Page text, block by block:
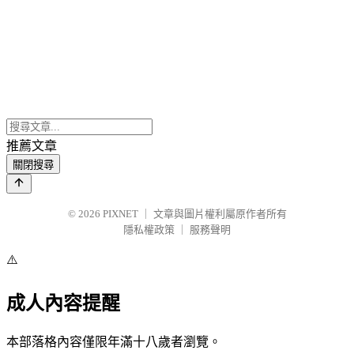
推薦文章
關閉搜尋
© 2026 PIXNET
文章與圖片權利屬原作者所有
隱私權政策
服務聲明
⚠️
成人內容提醒
本部落格內容僅限年滿十八歲者瀏覽。